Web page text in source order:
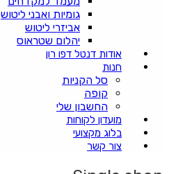
גומיות ואבני ליטוש
אביזרי ליטוש
יהלום שטראוס
אודות דנטל דפו רון
חנות
סל הקניות
קופה
החשבון שלי
מועדון לקוחות
בלוג מקצועי
צור קשר